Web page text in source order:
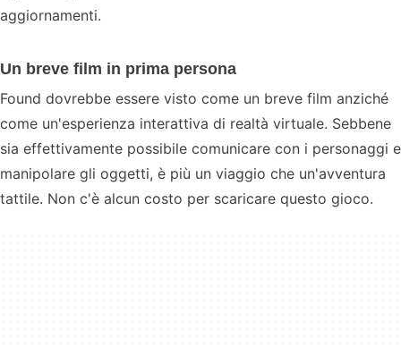
aggiornamenti.
Un breve film in prima persona
Found dovrebbe essere visto come un breve film anziché
come un'esperienza interattiva di realtà virtuale. Sebbene
sia effettivamente possibile comunicare con i personaggi e
manipolare gli oggetti, è più un viaggio che un'avventura
tattile. Non c'è alcun costo per scaricare questo gioco.